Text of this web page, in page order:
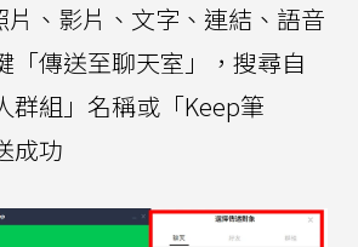
片、影片、文字、連結、語音
「傳送至聊天室」，搜尋自
群組」名稱或「Keep筆
成功